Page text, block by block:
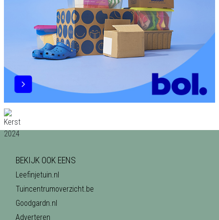
BEKIJK OOK EENS
Leefinjetuin.nl
Tuincentrumoverzicht.be
Goodgardn.nl
Adverteren